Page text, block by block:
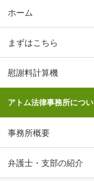
ホーム
まずはこちら
慰謝料計算機
アトム法律事務所につ
事務所概要
弁護士・支部の紹介